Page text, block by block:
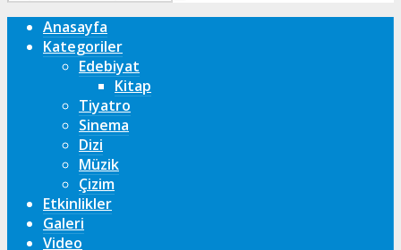
Anasayfa
Kategoriler
Edebiyat
Kitap
Tiyatro
Sinema
Dizi
Müzik
Çizim
Etkinlikler
Galeri
Video